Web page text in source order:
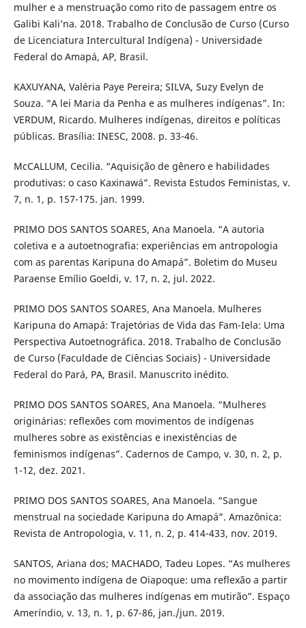
mulher e a menstruação como rito de passagem entre os
Galibi Kali’na. 2018. Trabalho de Conclusão de Curso (Curso
de Licenciatura Intercultural Indígena) - Universidade
Federal do Amapá, AP, Brasil.
KAXUYANA, Valéria Paye Pereira; SILVA, Suzy Evelyn de
Souza. “A lei Maria da Penha e as mulheres indígenas”. In:
VERDUM, Ricardo. Mulheres indígenas, direitos e políticas
públicas. Brasília: INESC, 2008. p. 33-46.
McCALLUM, Cecilia. “Aquisição de gênero e habilidades
produtivas: o caso Kaxinawá”. Revista Estudos Feministas, v.
7, n. 1, p. 157-175. jan. 1999.
PRIMO DOS SANTOS SOARES, Ana Manoela. “A autoria
coletiva e a autoetnografia: experiências em antropologia
com as parentas Karipuna do Amapá”. Boletim do Museu
Paraense Emílio Goeldi, v. 17, n. 2, jul. 2022.
PRIMO DOS SANTOS SOARES, Ana Manoela. Mulheres
Karipuna do Amapá: Trajetórias de Vida das Fam-Iela: Uma
Perspectiva Autoetnográfica. 2018. Trabalho de Conclusão
de Curso (Faculdade de Ciências Sociais) - Universidade
Federal do Pará, PA, Brasil. Manuscrito inédito.
PRIMO DOS SANTOS SOARES, Ana Manoela. “Mulheres
originárias: reflexões com movimentos de indígenas
mulheres sobre as existências e inexistências de
feminismos indígenas”. Cadernos de Campo, v. 30, n. 2, p.
1-12, dez. 2021.
PRIMO DOS SANTOS SOARES, Ana Manoela. “Sangue
menstrual na sociedade Karipuna do Amapá”. Amazônica:
Revista de Antropologia, v. 11, n. 2, p. 414-433, nov. 2019.
SANTOS, Ariana dos; MACHADO, Tadeu Lopes. “As mulheres
no movimento indígena de Oiapoque: uma reflexão a partir
da associação das mulheres indígenas em mutirão”. Espaço
Ameríndio, v. 13, n. 1, p. 67-86, jan./jun. 2019.